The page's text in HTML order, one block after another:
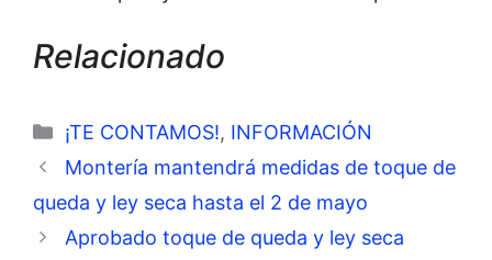
Relacionado
Categorías
¡TE CONTAMOS!, INFORMACIÓN
Montería mantendrá medidas de toque de
queda y ley seca hasta el 2 de mayo
Aprobado toque de queda y ley seca